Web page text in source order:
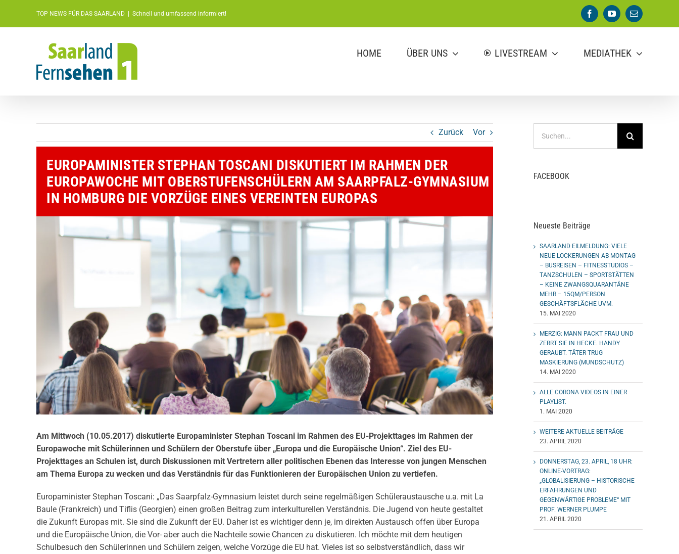
TOP NEWS FÜR DAS SAARLAND Schnell und umfassend informiert! FacebookYouTube
E-
Mail
HOME ÜBER UNS LIVESTREAM MEDIATHEK
Zurück Vor
EUROPAMINISTER STEPHAN TOSCANI DISKUTIERT IM RAHMEN DER
EUROPAWOCHE MIT OBERSTUFENSCHÜLERN AM SAARPFALZ-GYMNASIUM
IN HOMBURG DIE VORZÜGE EINES VEREINTEN EUROPAS
Am Mittwoch (10.05.2017) diskutierte Europaminister Stephan Toscani im Rahmen des EU-Projekttages im Rahmen der
Europawoche mit Schülerinnen und Schülern der Oberstufe über „Europa und die Europäische Union“. Ziel des EU-
Projekttages an Schulen ist, durch Diskussionen mit Vertretern aller politischen Ebenen das Interesse von jungen Menschen
am Thema Europa zu wecken und das Verständnis für das Funktionieren der Europäischen Union zu vertiefen.
Europaminister Stephan Toscani: „Das Saarpfalz-Gymnasium leistet durch seine regelmäßigen Schüleraustausche u.a. mit La
Baule (Frankreich) und Tiflis (Georgien) einen großen Beitrag zum interkulturellen Verständnis. Die Jugend von heute gestaltet
die Zukunft Europas mit. Sie sind die Zukunft der EU. Daher ist es wichtiger denn je, im direkten Austausch offen über Europa
und die Europäische Union, die Vor- aber auch die Nachteile sowie Chancen zu diskutieren. Ich möchte mit dem heutigen
Schulbesuch den Schülerinnen und Schülern zeigen, welche Vorzüge die EU hat. Vieles ist so selbstverständlich, dass wir
nach:
FACEBOOK
Neueste Beiträge
SAARLAND EILMELDUNG: VIELE
NEUE LOCKERUNGEN AB MONTAG
– BUSREISEN – FITNESSTUDIOS –
TANZSCHULEN – SPORTSTÄTTEN
– KEINE ZWANGSQUARANTÄNE
MEHR – 15QM/PERSON
GESCHÄFTSFLÄCHE UVM.
15. MAI 2020
MERZIG: MANN PACKT FRAU UND
ZERRT SIE IN HECKE. HANDY
GERAUBT. TÄTER TRUG
MASKIERUNG (MUNDSCHUTZ)
14. MAI 2020
ALLE CORONA VIDEOS IN EINER
PLAYLIST.
1. MAI 2020
WEITERE AKTUELLE BEITRÄGE
23. APRIL 2020
DONNERSTAG, 23. APRIL, 18 UHR:
ONLINE-VORTRAG:
„GLOBALISIERUNG – HISTORISCHE
ERFAHRUNGEN UND
GEGENWÄRTIGE PROBLEME“ MIT
PROF. WERNER PLUMPE
21. APRIL 2020